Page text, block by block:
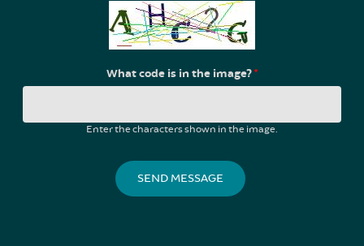
What code is in the image?*
Enter the characters shown in the image.